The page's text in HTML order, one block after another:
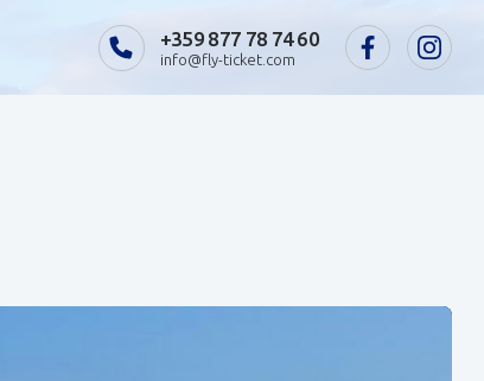
+359 877 78 74 60
info@fly-ticket.com